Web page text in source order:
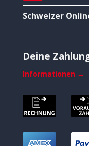
Schweizer
Deine
Informationen →